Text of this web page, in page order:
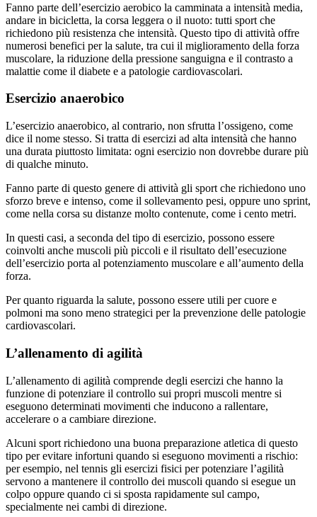
Fanno parte dell’esercizio aerobico la camminata a intensità media,
andare in bicicletta, la corsa leggera o il nuoto: tutti sport che
richiedono più resistenza che intensità. Questo tipo di attività offre
numerosi benefici per la salute, tra cui il miglioramento della forza
muscolare, la riduzione della pressione sanguigna e il contrasto a
malattie come il diabete e a patologie cardiovascolari.
Esercizio anaerobico
L’esercizio anaerobico, al contrario, non sfrutta l’ossigeno, come
dice il nome stesso. Si tratta di esercizi ad alta intensità che hanno
una durata piuttosto limitata: ogni esercizio non dovrebbe durare più
di qualche minuto.
Fanno parte di questo genere di attività gli sport che richiedono uno
sforzo breve e intenso, come il sollevamento pesi, oppure uno sprint,
come nella corsa su distanze molto contenute, come i cento metri.
In questi casi, a seconda del tipo di esercizio, possono essere
coinvolti anche muscoli più piccoli e il risultato dell’esecuzione
dell’esercizio porta al potenziamento muscolare e all’aumento della
forza.
Per quanto riguarda la salute, possono essere utili per cuore e
polmoni ma sono meno strategici per la prevenzione delle patologie
cardiovascolari.
L’allenamento di agilità
L’allenamento di agilità comprende degli esercizi che hanno la
funzione di potenziare il controllo sui propri muscoli mentre si
eseguono determinati movimenti che inducono a rallentare,
accelerare o a cambiare direzione.
Alcuni sport richiedono una buona preparazione atletica di questo
tipo per evitare infortuni quando si eseguono movimenti a rischio:
per esempio, nel tennis gli esercizi fisici per potenziare l’agilità
servono a mantenere il controllo dei muscoli quando si esegue un
colpo oppure quando ci si sposta rapidamente sul campo,
specialmente nei cambi di direzione.